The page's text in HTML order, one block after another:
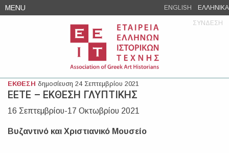
Skip
to
MENU ENGLISH ΕΛΛΗΝΙΚΑ
ΣΥΝΔΕΣΗ
ΕΚΘΕΣΗ δημοσίευση 24 Σεπτεμβρίου 2021
ΕΕΤΕ – ΕΚΘΕΣΗ ΓΛΥΠΤΙΚΗΣ
16 Σεπτεμβρίου-17 Οκτωβρίου 2021
Βυζαντινό και Χριστιανικό Μουσείο